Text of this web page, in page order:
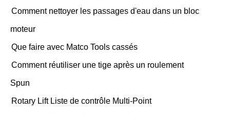
Comment nettoyer les passages d'eau dans un bloc
moteur
Que faire avec Matco Tools cassés
Comment réutiliser une tige après un roulement
Spun
Rotary Lift Liste de contrôle Multi-Point